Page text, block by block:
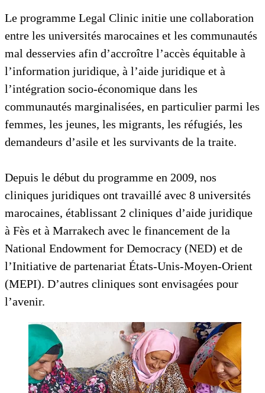
Le programme Legal Clinic initie une collaboration
entre les universités marocaines et les communautés
mal desservies afin d’accroître l’accès équitable à
l’information juridique, à l’aide juridique et à
l’intégration socio-économique dans les
communautés marginalisées, en particulier parmi les
femmes, les jeunes, les migrants, les réfugiés, les
demandeurs d’asile et les survivants de la traite.
Depuis le début du programme en 2009, nos
cliniques juridiques ont travaillé avec 8 universités
marocaines, établissant 2 cliniques d’aide juridique
à Fès et à Marrakech avec le financement de la
National Endowment for Democracy (NED) et de
l’Initiative de partenariat États-Unis-Moyen-Orient
(MEPI). D’autres cliniques sont envisagées pour
l’avenir.